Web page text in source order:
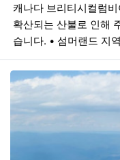
캐나다 브리티시컬럼
확산되는 산불로 인해
습니다. • 섬머랜드 지